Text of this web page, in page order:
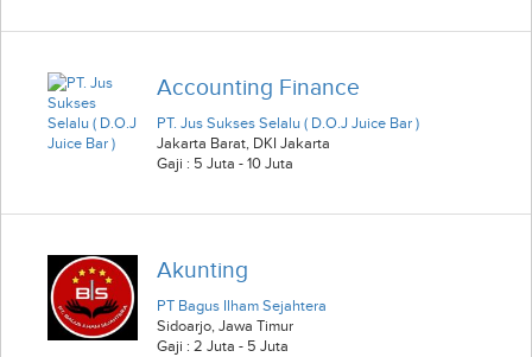
Accounting Finance
PT. Jus Sukses Selalu ( D.O.J Juice Bar )
Jakarta Barat, DKI Jakarta
Gaji : 5 Juta - 10 Juta
Akunting
PT Bagus Ilham Sejahtera
Sidoarjo, Jawa Timur
Gaji : 2 Juta - 5 Juta